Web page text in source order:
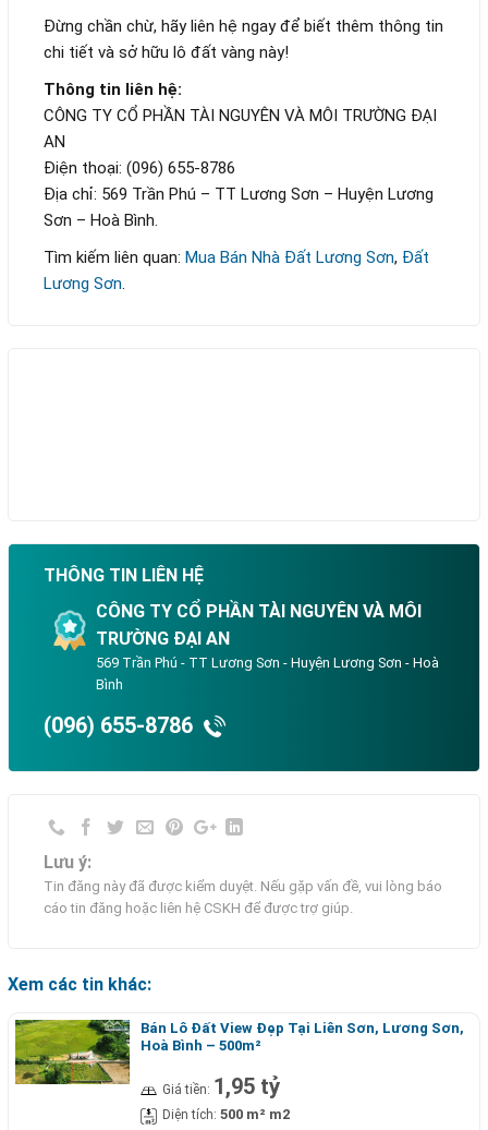
Đừng chần chừ, hãy liên hệ ngay để biết thêm thông tin
chi tiết và sở hữu lô đất vàng này!
Thông tin liên hệ:
CÔNG TY CỔ PHẦN TÀI NGUYÊN VÀ MÔI TRƯỜNG ĐẠI
AN
Điện thoại: (096) 655-8786
Địa chỉ: 569 Trần Phú – TT Lương Sơn – Huyện Lương
Sơn – Hoà Bình.
Tìm kiếm liên quan: Mua Bán Nhà Đất Lương Sơn, Đất
Lương Sơn
THÔNG TIN LIÊN HỆ
CÔNG TY CỔ PHẦN TÀI NGUYÊN VÀ MÔI
TRƯỜNG ĐẠI AN
569 Trần Phú - TT Lương Sơn - Huyện Lương Sơn - Hoà
Bình
(096) 655-8786
Lưu ý:
Tin đăng này đã được kiểm duyệt. Nếu gặp vấn đề, vui lòng báo
cáo tin đăng hoặc liên hệ CSKH để được trợ giúp.
Xem các tin khác:
Bán Lô Đất View Đẹp Tại Liên Sơn, Lương Sơn,
Hoà Bình – 500m²
Giá tiền: 1,95 tỷ
Diện tích: 500 m² m2